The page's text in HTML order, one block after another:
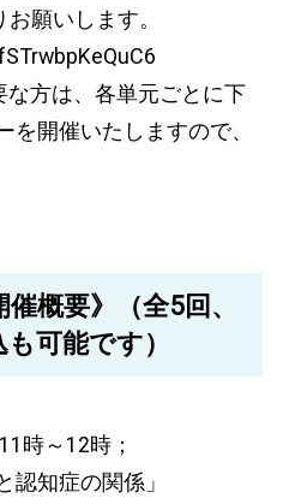
願いします。
な方は、各単元ごとに下
を開催いたしますので、
概要》（全5回、
可能です）
時～12時；
認知症の関係」